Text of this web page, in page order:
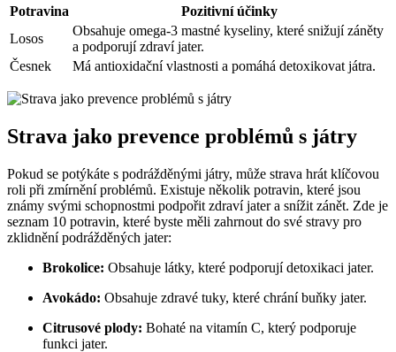
Potravina
Pozitivní účinky
Losos
Obsahuje omega-3 mastné kyseliny, které snižují záněty
a podporují zdraví jater.
Česnek
Má antioxidační vlastnosti a pomáhá detoxikovat játra.
Strava jako prevence problémů s játry
Pokud se potýkáte s podrážděnými játry, může strava hrát klíčovou
roli při zmírnění problémů. Existuje několik potravin, které jsou
známy svými schopnostmi podpořit zdraví jater a snížit zánět. Zde je
seznam 10 potravin, které byste měli zahrnout do své stravy pro
zklidnění podrážděných jater:
Brokolice: Obsahuje látky, které podporují detoxikaci jater.
Avokádo: Obsahuje zdravé tuky, které chrání buňky jater.
Citrusové plody: Bohaté na vitamín C, který podporuje
funkci jater.